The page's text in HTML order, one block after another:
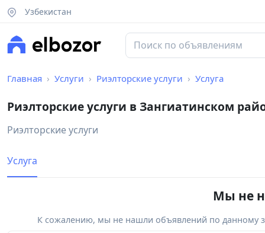
Узбекистан
Главная Услуги Риэлторские услуги Услуга
Риэлторские услуги в Зангиатинском
Риэлторские услуги
Услуга
Мы не
К сожалению, мы не нашли объявлений по данному